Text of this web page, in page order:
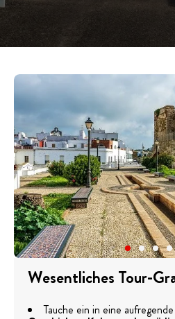
Wesentliches Tour-
Tauche ein in eine aufregende